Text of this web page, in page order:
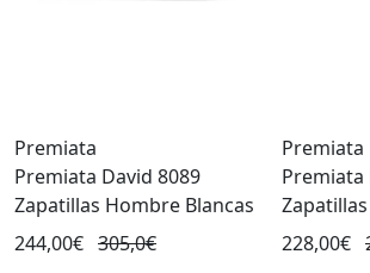
Premiata
Premiata David 8089
Zapatillas Hombre Blancas
244,00€ 305,0€
Premiata
Premiata
228,00€